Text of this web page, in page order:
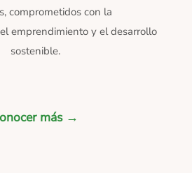
comprometidos con la
emprendimiento y el desarrollo
sostenible.
más →